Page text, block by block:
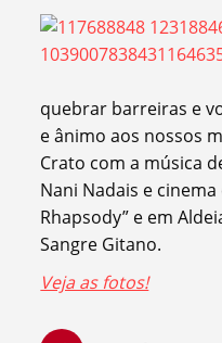
quebrar barreiras e
e ânimo aos nossos
Crato com a música
Nani Nadais e
Rhapsody” e em
Sangre Gitano.
Veja as fotos!